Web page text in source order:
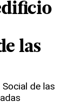
las
de las